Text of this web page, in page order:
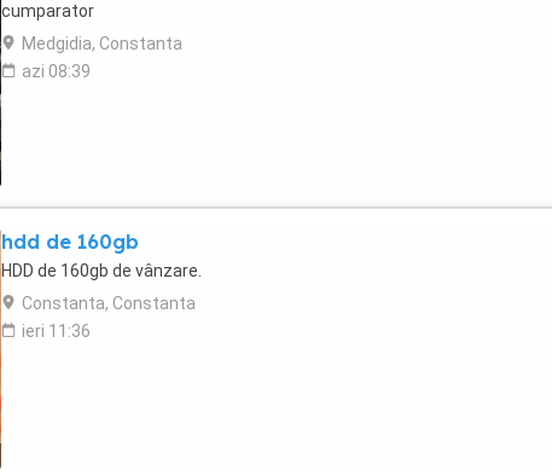
cumparator
Medgidia, Constanta
azi 08:39
hdd de 160gb
HDD de 160gb de vânzare.
Constanta, Constanta
ieri 11:36